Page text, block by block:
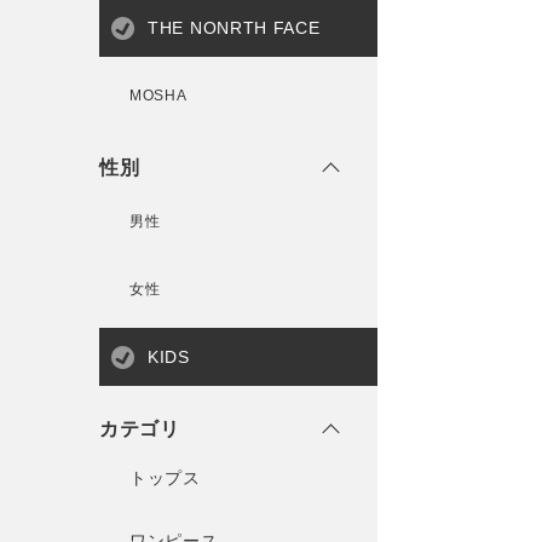
THE NONRTH FACE
MOSHA
性別
男性
女性
KIDS
カテゴリ
トップス